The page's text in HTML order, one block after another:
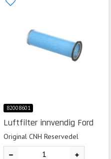
82008601
Luftfilter innvendig Ford
Original CNH Reservedel